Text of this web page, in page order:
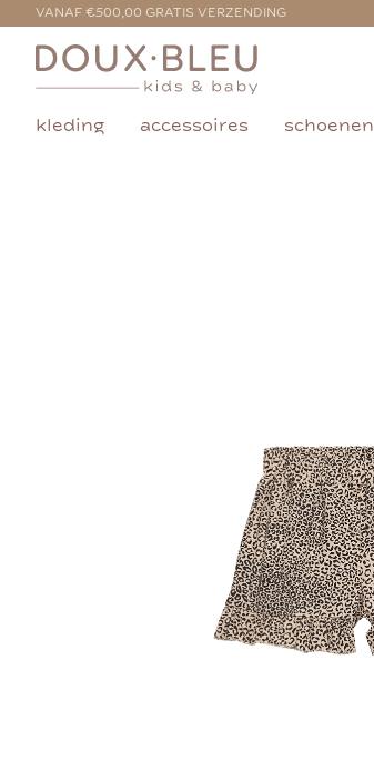
VANAF €500,00 GRATIS VERZENDING
kleding accessoires